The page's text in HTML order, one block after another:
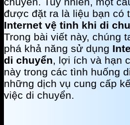
được đặt ra là liệu bạn có
Internet vệ tinh khi di
Trong bài viết này, chúng
phá khả năng sử dụng
di chuyển, lợi ích và hạn
này trong các tình huống
những dịch vụ cung cấp
việc di chuyển.